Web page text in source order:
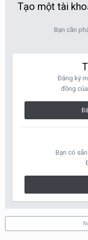
Tạo một tài
Bạn cần
Đăng ký
đồng
Bạn có